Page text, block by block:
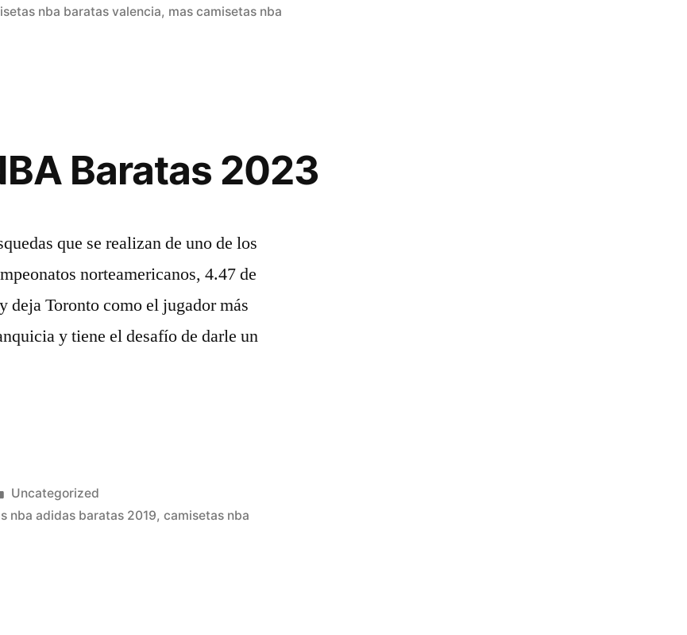
en
nba baratas valencia, mas camisetas nba
Baratas 2023
que se realizan de uno de los
norteamericanos, 4.47 de
deja Toronto como el jugador más
y tiene el desafío de darle un
Publicado
en
Uncategorized
nba adidas baratas 2019,camisetas nba